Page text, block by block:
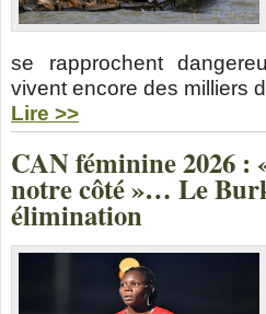
se rapprochent
vivent encore des milliers
Lire >>
CAN féminine 2026 :
notre côté »… Le
élimination